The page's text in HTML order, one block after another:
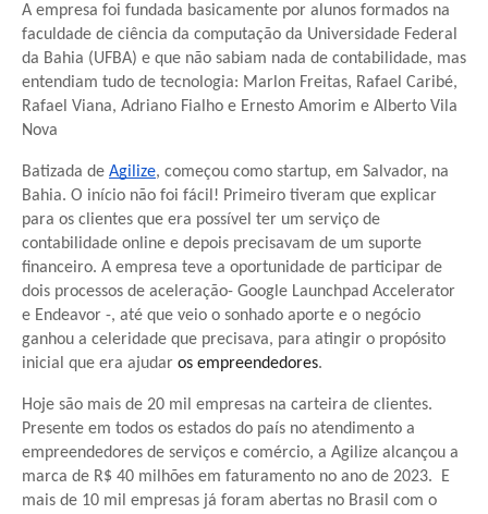
A empresa foi fundada basicamente por alunos formados na
faculdade de ciência da computação da Universidade Federal
da Bahia (UFBA) e que não sabiam nada de contabilidade, mas
entendiam tudo de tecnologia: Marlon Freitas, Rafael Caribé,
Rafael Viana, Adriano Fialho e Ernesto Amorim e Alberto Vila
Nova
Batizada de Agilize, começou como startup, em Salvador, na
Bahia. O início não foi fácil! Primeiro tiveram que explicar
para os clientes que era possível ter um serviço de
contabilidade online e depois precisavam de um suporte
financeiro. A empresa teve a oportunidade de participar de
dois processos de aceleração- Google Launchpad Accelerator
e Endeavor -, até que veio o sonhado aporte e o negócio
ganhou a celeridade que precisava, para atingir o propósito
inicial que era ajudar os empreendedores.
Hoje são mais de 20 mil empresas na carteira de clientes.
Presente em todos os estados do país no atendimento a
empreendedores de serviços e comércio, a Agilize alcançou a
marca de R$ 40 milhões em faturamento no ano de 2023. E
mais de 10 mil empresas já foram abertas no Brasil com o